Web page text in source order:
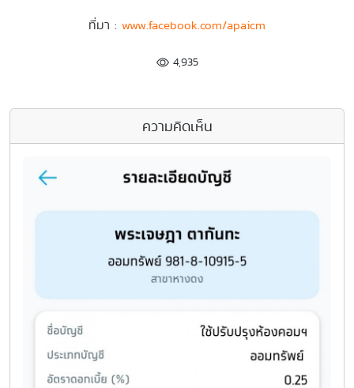
ที่มา : www.facebook.com/apaicm
4,935
ความคิดเห็น